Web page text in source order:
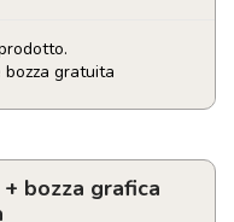
gratuita
bozza grafica